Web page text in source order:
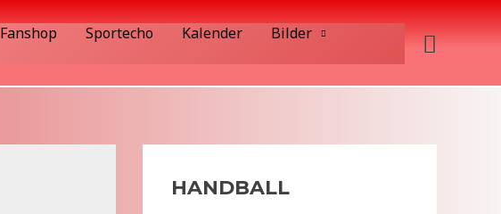
Fanshop Sportecho Kalender
Bilder
Suche
HANDBALL